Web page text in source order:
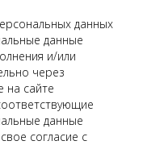
данных
данные
и/или
через
на сайте
данные
согласие с